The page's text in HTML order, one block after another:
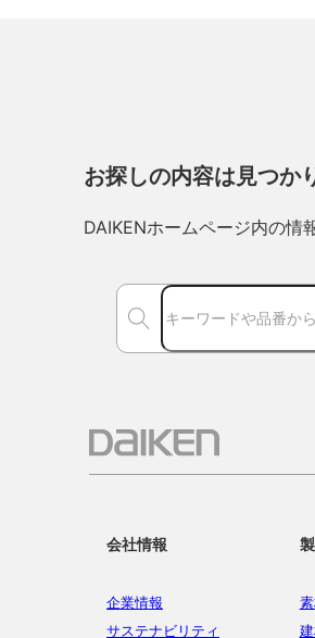
お探しの内容は見つか
DAIKENホームページ内の情
会社情報
企業情報
サステナビリティ